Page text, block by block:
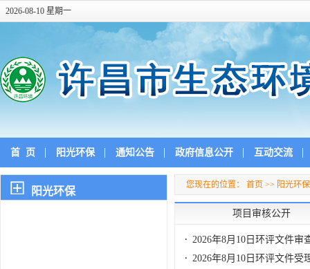
2026-08-10 星期一
首 页 阳光环保 通知公告 政府信息公开 互动交流
阳光环保
您现在的位置： 首页 >> 阳光环保
项目审核公开
2026年8月10日环评文件审
2026年8月10日环评文件受